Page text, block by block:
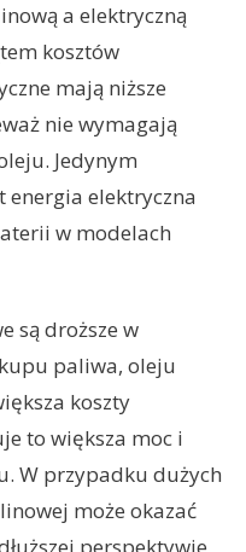
a elektryczną
kosztów
mają niższe
nie wymagają
Jedynym
elektryczna
w modelach
są droższe w
paliwa, oleju
koszty
to większa moc i
W przypadku dużych
może okazać